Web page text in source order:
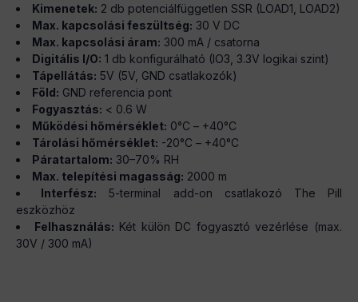
Kimenetek: 2 db potenciálfüggetlen SSR (LOAD1, LOAD2)
Max. kapcsolási feszültség: 30 V DC
Max. kapcsolási áram: 300 mA / csatorna
Digitális I/O: 1 db konfigurálható (IO3, 3.3V logikai szint)
Tápellátás: 5V (5V, GND csatlakozók)
Föld: GND referencia pont
Fogyasztás: < 0.6 W
Működési hőmérséklet: 0°C – +40°C
Tárolási hőmérséklet: -20°C – +40°C
Páratartalom: 30–70% RH
Max. telepítési magasság: 2000 m
Interfész: 5-terminal add-on csatlakozó The Pill
eszközhöz
Felhasználás: Két külön DC fogyasztó vezérlése (max.
30V / 300 mA)